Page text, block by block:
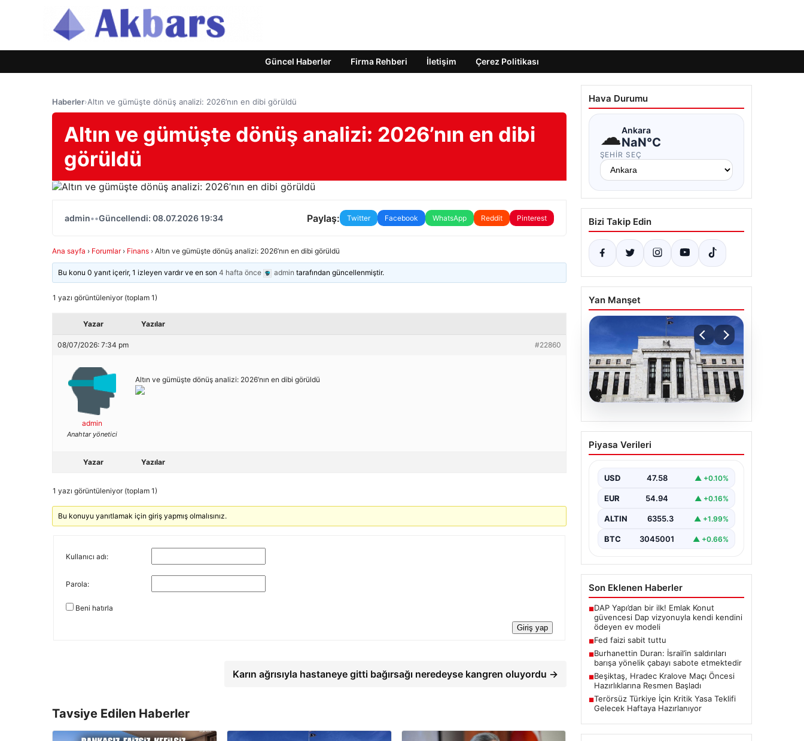
Güncel Haberler Firma Rehberi İletişim Çerez Politikası
Haberler›Altın ve gümüşte dönüş analizi: 2026’nın en dibi görüldü
Altın ve gümüşte dönüş analizi: 2026’nın en dibi
görüldü
admin••Güncellendi: 08.07.2026 19:34 Paylaş: Twitter Facebook WhatsApp Reddit Pinterest
Ana sayfa › Forumlar › Finans › Altın ve gümüşte dönüş analizi: 2026’nın en dibi görüldü
Bu konu 0 yanıt içerir, 1 izleyen vardır ve en son4 hafta önce admin tarafından güncellenmiştir.
1 yazı görüntüleniyor (toplam 1)
Yazar Yazılar
08/07/2026: 7:34 pm #22860
admin
Anahtar yönetici
Altın ve gümüşte dönüş analizi: 2026’nın en dibi görüldü
Yazar Yazılar
1 yazı görüntüleniyor (toplam 1)
Bu konuyu yanıtlamak için giriş yapmış olmalısınız.
Kullanıcı adı:
Parola:
Beni hatırla
Giriş yap
Karın ağrısıyla hastaneye gitti bağırsağı neredeyse kangren oluyordu →
Tavsiye Edilen Haberler
Hava Durumu
☁Ankara
NaN°C
ŞEHIR SEÇ
Bizi Takip Edin
Yan Manşet
04.08.2026
Fed faizi sabit tuttu
Piyasa Verileri
USD 47.58 ▲ +0.10%
EUR 54.94 ▲ +0.16%
ALTIN 6355.3 ▲ +1.99%
BTC 3045001 ▲ +0.66%
Son Eklenen Haberler
■DAP Yapı’dan bir ilk! Emlak Konut
güvencesi Dap vizyonuyla kendi kendini
ödeyen ev modeli
■Fed faizi sabit tuttu
■Burhanettin Duran: İsrail’in saldırıları
barışa yönelik çabayı sabote etmektedir
■Beşiktaş, Hradec Kralove Maçı Öncesi
Hazırlıklarına Resmen Başladı
■Terörsüz Türkiye İçin Kritik Yasa Teklifi
Gelecek Haftaya Hazırlanıyor